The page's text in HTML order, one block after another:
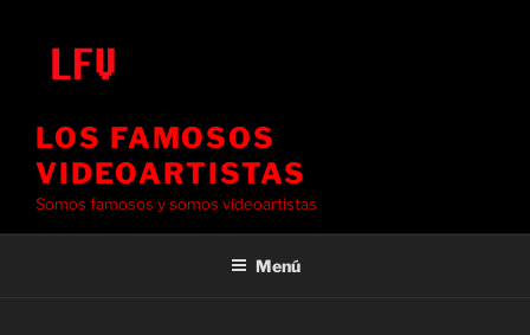
contenido
LOS FAMOSOS
VIDEOARTISTAS
Somos famosos y somos videoartistas
Menú